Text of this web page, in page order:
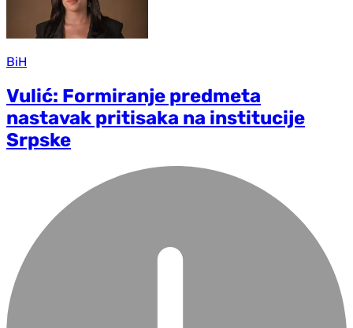
BiH
Vulić: Formiranje predmeta
nastavak pritisaka na institucije
Srpske